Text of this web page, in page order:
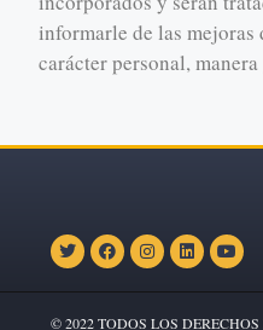
informarle de las mejoras
carácter personal,
© 2022 TODOS LOS DERECHOS